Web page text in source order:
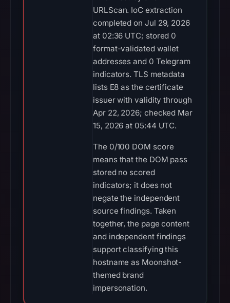
URLScan. IoC extraction
completed on Jul 29, 2026
at 02:36 UTC; stored 0
format-validated wallet
addresses and 0 Telegram
indicators. TLS metadata
lists E8 as the certificate
issuer with validity through
Apr 22, 2026; checked Mar
15, 2026 at 05:44 UTC.
The 0/100 DOM score
means that the DOM pass
stored no scored
indicators; it does not
negate the independent
source findings. Taken
together, the page content
and independent findings
support classifying this
hostname as Moonshot-
themed brand
impersonation.